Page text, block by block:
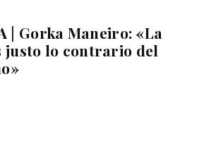
| Gorka Maneiro: «La
justo lo contrario del